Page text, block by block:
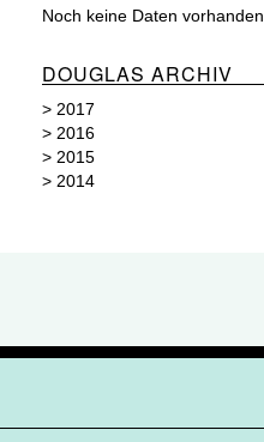
Noch keine Daten vorhanden.
DOUGLAS ARCHIV
> 2017
> 2016
> 2015
> 2014